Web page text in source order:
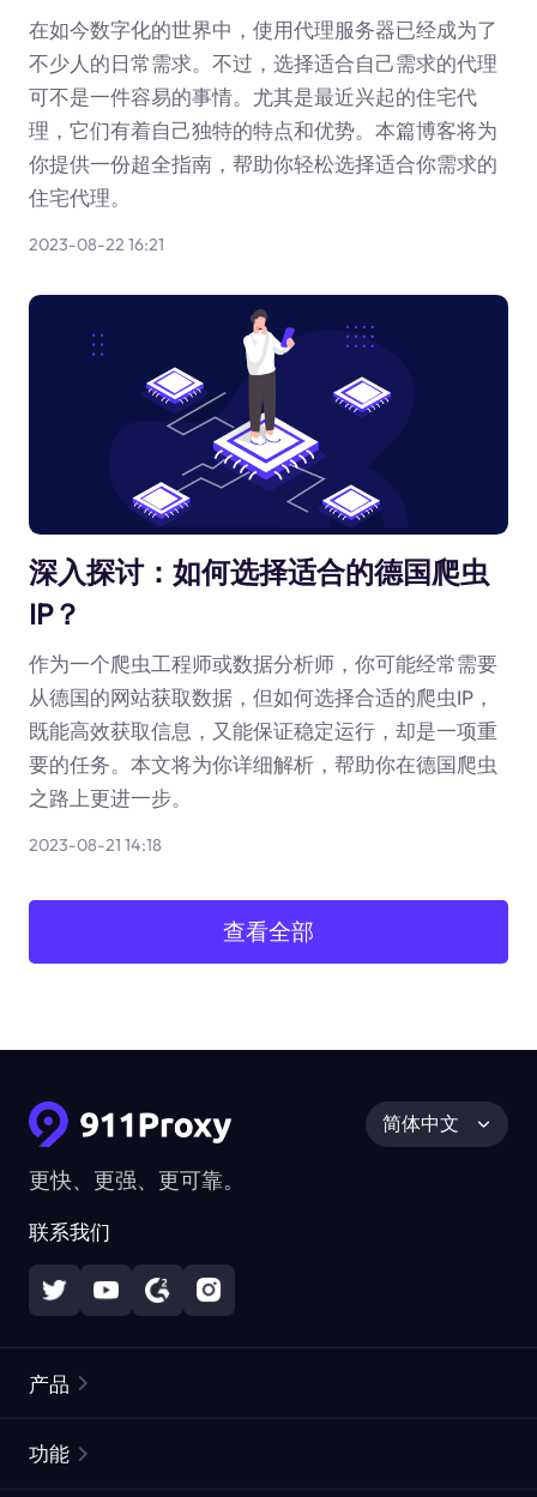
在如今数字化的世界中，使用代理服务器已经成为了
不少人的日常需求。不过，选择适合自己需求的代理
可不是一件容易的事情。尤其是最近兴起的住宅代
理，它们有着自己独特的特点和优势。本篇博客将为
你提供一份超全指南，帮助你轻松选择适合你需求的
住宅代理。
2023-08-22 16:21
深入探讨：如何选择适合的德国爬虫
IP？
作为一个爬虫工程师或数据分析师，你可能经常需要
从德国的网站获取数据，但如何选择合适的爬虫IP，
既能高效获取信息，又能保证稳定运行，却是一项重
要的任务。本文将为你详细解析，帮助你在德国爬虫
之路上更进一步。
2023-08-21 14:18
查看全部
更快、更强、更可靠。
联系我们
简体中文
产品
功能